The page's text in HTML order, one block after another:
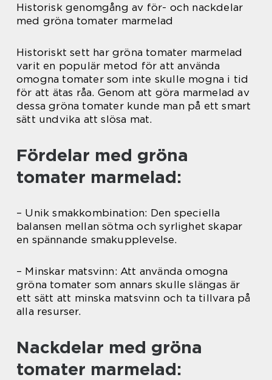
Historisk genomgång av för- och nackdelar
med gröna tomater marmelad
Historiskt sett har gröna tomater marmelad
varit en populär metod för att använda
omogna tomater som inte skulle mogna i tid
för att ätas råa. Genom att göra marmelad av
dessa gröna tomater kunde man på ett smart
sätt undvika att slösa mat.
Fördelar med gröna
tomater marmelad:
– Unik smakkombination: Den speciella
balansen mellan sötma och syrlighet skapar
en spännande smakupplevelse.
– Minskar matsvinn: Att använda omogna
gröna tomater som annars skulle slängas är
ett sätt att minska matsvinn och ta tillvara på
alla resurser.
Nackdelar med gröna
tomater marmelad: